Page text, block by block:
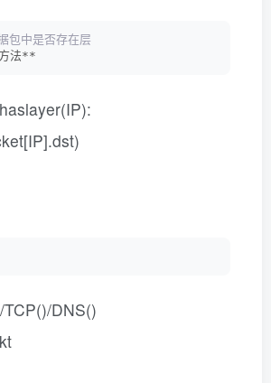
包中是否存在层
法**
DNS()